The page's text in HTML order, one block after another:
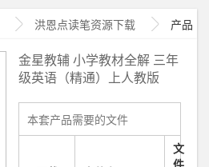
洪恩点读笔资源下载 产品
金星教辅 小学教材全解 三年
级英语（精通）上人教版
本套产品需要的文件
文
件